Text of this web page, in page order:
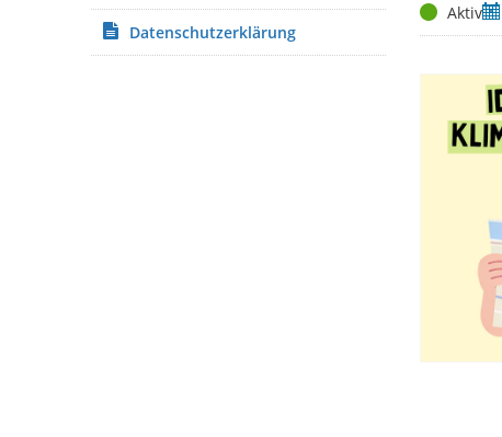
StatusAktiv
Datenschutzerklärung